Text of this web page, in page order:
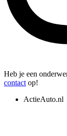
Heb je een
contact op!
ActieAuto.nl